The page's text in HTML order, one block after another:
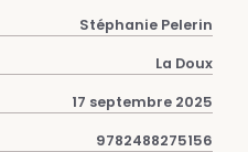
Stéphanie Pelerin
La Doux
17 septembre 2025
9782488275156